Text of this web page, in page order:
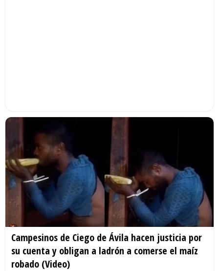
Campesinos de Ciego de Ávila hacen justicia por
su cuenta y obligan a ladrón a comerse el maíz
robado (Video)